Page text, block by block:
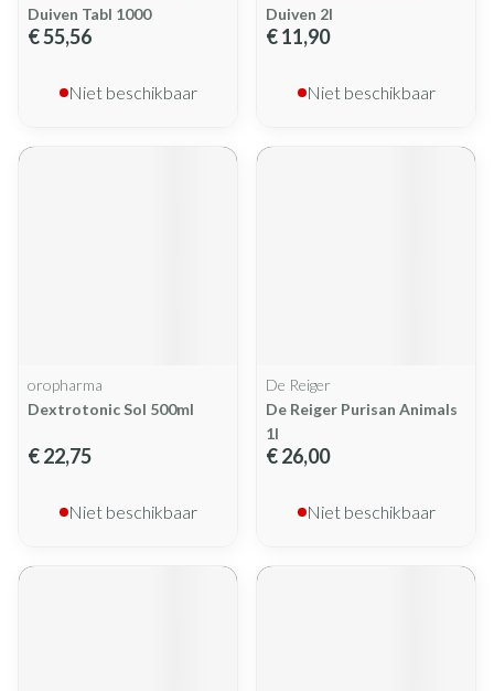
Duiven Tabl 1000
€ 55,56
Niet beschikbaar
Duiven 2l
€ 11,90
Niet beschikbaar
oropharma
Dextrotonic Sol 500ml
€ 22,75
Niet beschikbaar
De Reiger
De Reiger Purisan Animals
1l
€ 26,00
Niet beschikbaar